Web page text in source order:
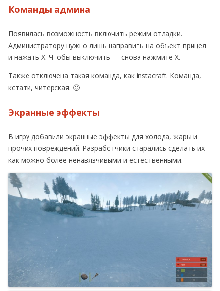
Команды админа
Появилась возможность включить режим отладки.
Администратору нужно лишь направить на объект прицел
и нажать X. Чтобы выключить — снова нажмите X.
Также отключена такая команда, как instacraft. Команда,
кстати, читерская. 🙂
Экранные эффекты
В игру добавили экранные эффекты для холода, жары и
прочих повреждений. Разработчики старались сделать их
как можно более ненавязчивыми и естественными.